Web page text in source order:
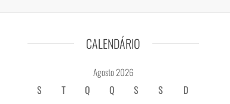
CALENDÁRIO
Agosto 2026
S
T Q Q S S
D